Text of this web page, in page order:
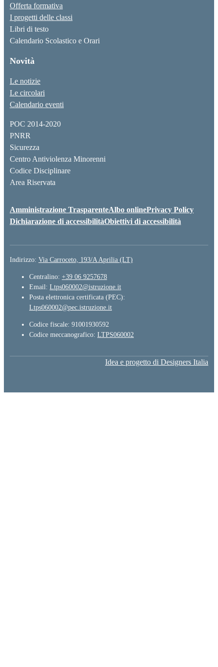
Offerta formativa
I progetti delle classi
Libri di testo
Calendario Scolastico e Orari
Novità
Le notizie
Le circolari
Calendario eventi
POC 2014-2020
PNRR
Sicurezza
Centro Antiviolenza Minorenni
Codice Disciplinare
Area Riservata
Amministrazione TrasparenteAlbo onlinePrivacy Policy
Dichiarazione di accessibilitàObiettivi di accessibilità
Indirizzo: Via Carroceto, 193/A Aprilia (LT)
Centralino: +39 06 9257678
Email: Ltps060002@istruzione.it
Posta elettronica certificata (PEC):
Ltps060002@pec.istruzione.it
Codice fiscale: 91001930592
Codice meccanografico: LTPS060002
Idea e progetto di Designers Italia